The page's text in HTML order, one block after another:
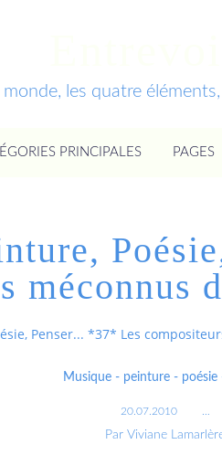
les quatre
PRINCIPALES PAGES
méconnus
Penser... *37* Les
Musique - peinture - poésie
20.07.2010
Par Viviane